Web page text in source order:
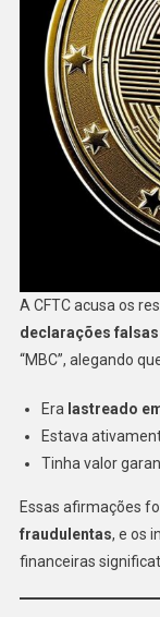
A CFTC acusa os
declarações
“MBC”, alegando
Era lastreado
Estava
Tinha valor
Essas afirmações
fraudulentas, e os
financeiras